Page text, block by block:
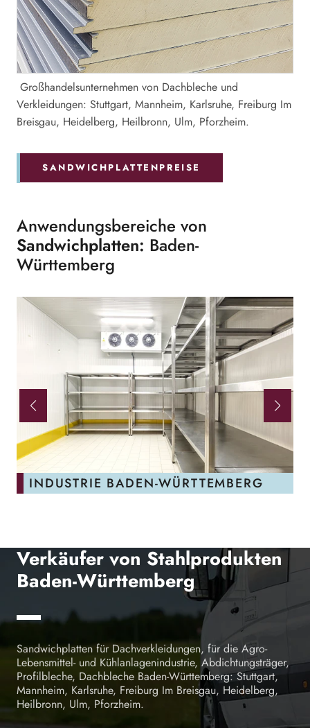
Großhandelsunternehmen von Dachbleche und
Verkleidungen: Stuttgart, Mannheim, Karlsruhe, Freiburg Im
Breisgau, Heidelberg, Heilbronn, Ulm, Pforzheim.
SANDWICHPLATTENPREISE
Anwendungsbereiche von
Sandwichplatten: Baden-
Württemberg
WERBUNG BADEN-WÜRTTEMBERG
Verkäufer von Stahlprodukten
Baden-Württemberg
Sandwichplatten für Dachverkleidungen, für die Agro-
Lebensmittel- und Kühlanlagenindustrie, Abdichtungsträger,
Profilbleche, Dachbleche Baden-Württemberg: Stuttgart,
Mannheim, Karlsruhe, Freiburg Im Breisgau, Heidelberg,
Heilbronn, Ulm, Pforzheim.